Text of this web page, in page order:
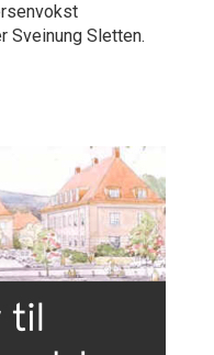
Sveinung Sletten.